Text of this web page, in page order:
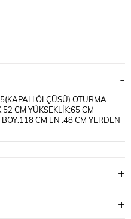
ÖLÇÜSÜ) OTURMA
CM YÜKSEKLİK:65 CM
CM EN :48 CM YERDEN